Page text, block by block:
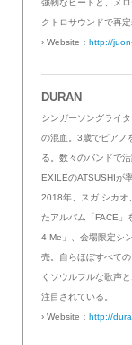
強靭なビートと、メ
クトロサウンドで再
› Website： http://
DURAN
シンガーソングライ
の混血。3歳でピアノ
る。数々のバンドで
EXILEのATSUSHIが
2018年、スガ シカオ
たアルバム「FACE」
4 Me」、会場限定シ
売。自らほぼすべて
くソウルフルな歌声
注目されている。
› Website： http://